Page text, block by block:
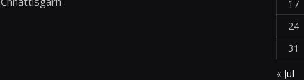
17
24
31
« Jul